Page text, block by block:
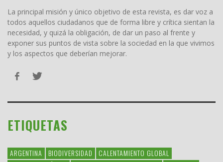
La principal misión y único objetivo de esta revista, es dar voz a
todos aquellos ciudadanos que de forma libre y crítica sientan la
necesidad, y quizá la obligación, de dar un paso al frente y
exponer sus puntos de vista sobre la sociedad en la que vivimos
y los aspectos que deberían mejorar.
ETIQUETAS
ARGENTINA BIODIVERSIDAD
CALENTAMIENTO GLOBAL